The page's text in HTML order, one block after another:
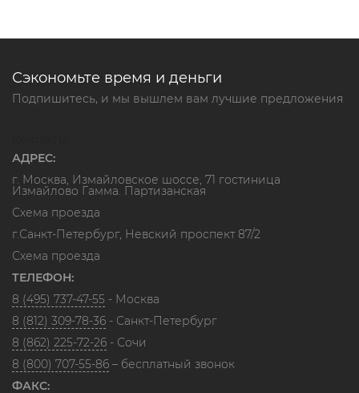
Сэкономьте время и деньги
Подпишитесь, и мы вышлем вам лучшие предложения
АДРЕС:
г. Москва, Измайловское шоссе, 71 гостиница
Измайлово Гамма. Партизанская
Схема проезда
г.Санкт-Петербург, Невский проспект 87/2
Схема проезда
ТЕЛЕФОН:
8 (495) 737-47-55 - Москва
8 (812) 309-78-36 - Санкт-Петербург
8 (862) 225-72-26 - Сочи
8 (800) 707-55-86 – бесплатный звонок
ФАКС: